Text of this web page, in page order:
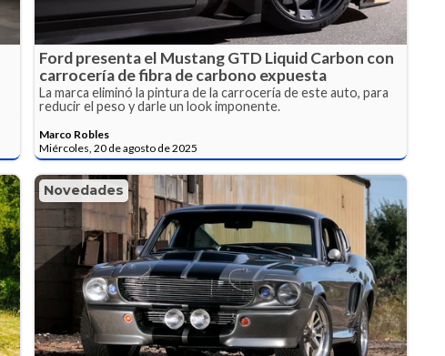
Ford presenta el Mustang GTD Liquid Carbon con
carrocería de fibra de carbono expuesta
La marca eliminó la pintura de la carrocería de este auto, para
reducir el peso y darle un look imponente.
Marco Robles
Miércoles, 20 de agosto de 2025
Novedades